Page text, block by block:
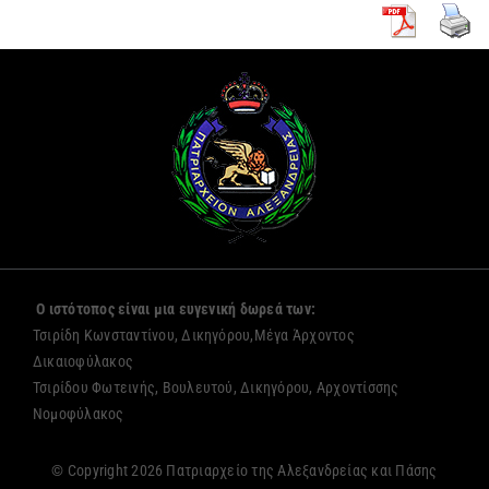
Ο ιστότοπος είναι μια ευγενική δωρεά των:
Τσιρίδη Κωνσταντίνου, Δικηγόρου,Μέγα Άρχοντος
Δικαιοφύλακος
Τσιρίδου Φωτεινής, Βουλευτού, Δικηγόρου, Αρχοντίσσης
Νομοφύλακος
© Copyright 2026 Πατριαρχείο της Αλεξανδρείας και Πάσης